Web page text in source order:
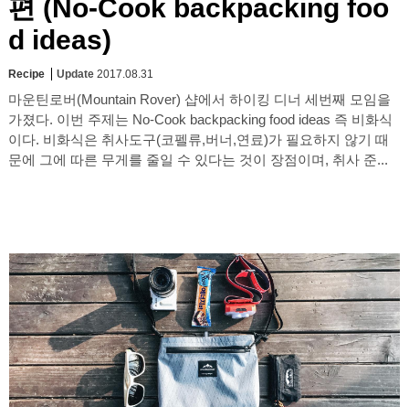
편 (No-Cook backpacking foo
d ideas)
Recipe Update 2017.08.31
마운틴로버(Mountain Rover) 샵에서 하이킹 디너 세번째 모임을
가졌다. 이번 주제는 No-Cook backpacking food ideas 즉 비화식
이다. 비화식은 취사도구(코펠류,버너,연료)가 필요하지 않기 때
문에 그에 따른 무게를 줄일 수 있다는 것이 장점이며, 취사 준...